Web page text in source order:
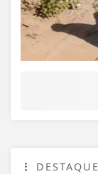
DESTAQUE